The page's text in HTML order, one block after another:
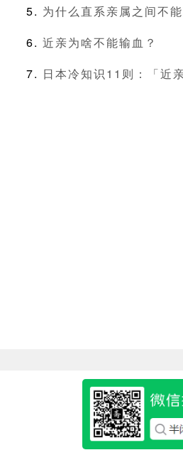
为什么直系亲属之间不
近亲为啥不能输血？
日本冷知识11则：「近